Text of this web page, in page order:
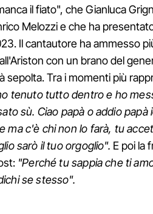
il fiato", che Gianluca
Melozzi e che ha
Il cantautore ha ammesso
con un brano del
sepolta. Tra i momenti più
tenuto tutto dentro e ho
sù. Ciao papà o addio
ma c'è chi non lo farà, tu
sarò il tuo orgoglio". E poi la
"Perché tu sappia che ti
se stesso".